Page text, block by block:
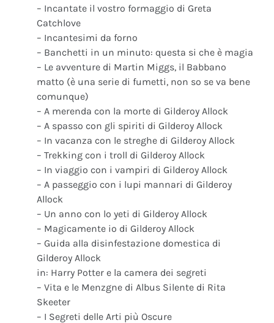
– Incantate il vostro formaggio di Greta
Catchlove
– Incantesimi da forno
– Banchetti in un minuto: questa si che è magia
– Le avventure di Martin Miggs, il Babbano
matto (è una serie di fumetti, non so se va bene
comunque)
– A merenda con la morte di Gilderoy Allock
– A spasso con gli spiriti di Gilderoy Allock
– In vacanza con le streghe di Gilderoy Allock
– Trekking con i troll di Gilderoy Allock
– In viaggio con i vampiri di Gilderoy Allock
– A passeggio con i lupi mannari di Gilderoy
Allock
– Un anno con lo yeti di Gilderoy Allock
– Magicamente io di Gilderoy Allock
– Guida alla disinfestazione domestica di
Gilderoy Allock
in: Harry Potter e la camera dei segreti
– Vita e le Menzgne di Albus Silente di Rita
Skeeter
– I Segreti delle Arti più Oscure